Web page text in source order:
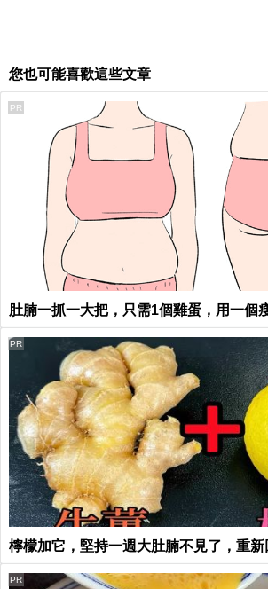
您也可能喜歡這些文章
肚腩一抓一大把，只需1個雞蛋，用一個
PR
檸檬加它，堅持一週大肚腩不見了，重
PR
PR